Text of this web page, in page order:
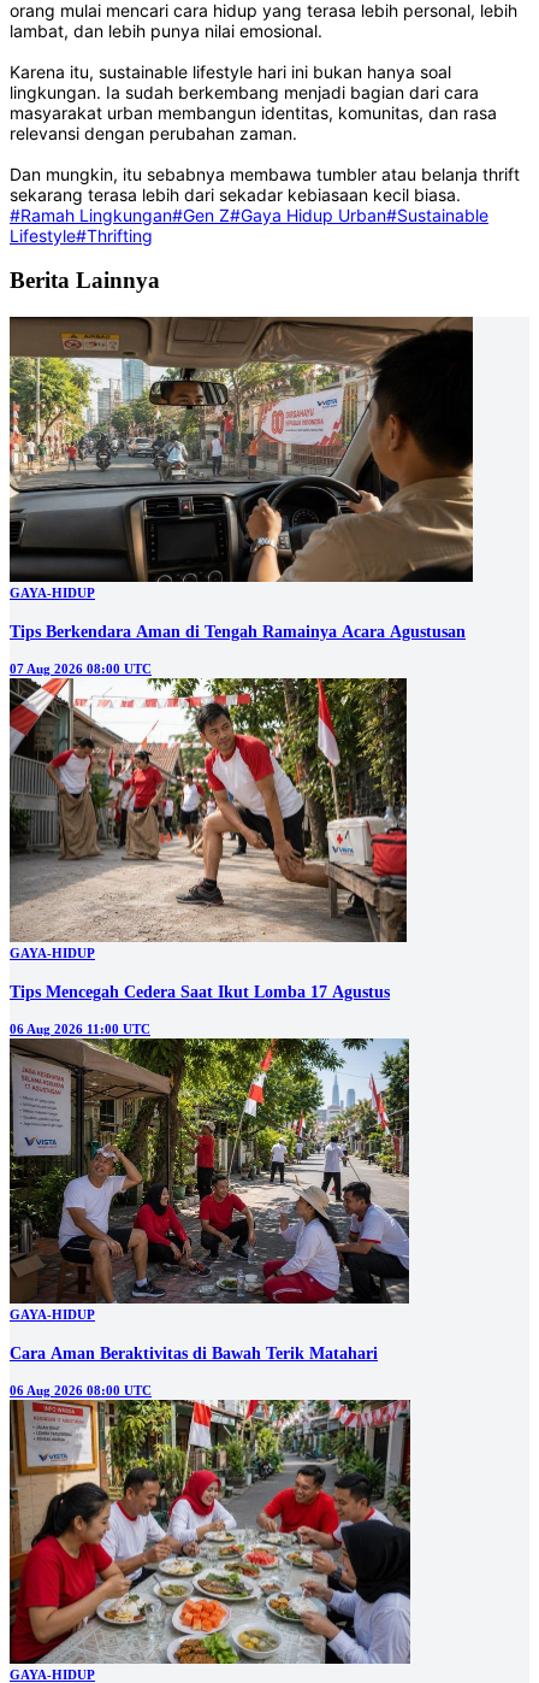
orang mulai mencari cara hidup yang terasa lebih personal, lebih
lambat, dan lebih punya nilai emosional.
Karena itu, sustainable lifestyle hari ini bukan hanya soal
lingkungan. Ia sudah berkembang menjadi bagian dari cara
masyarakat urban membangun identitas, komunitas, dan rasa
relevansi dengan perubahan zaman.
Dan mungkin, itu sebabnya membawa tumbler atau belanja thrift
sekarang terasa lebih dari sekadar kebiasaan kecil biasa.
#Ramah Lingkungan#Gen Z#Gaya Hidup Urban#Sustainable
Lifestyle#Thrifting
Berita Lainnya
GAYA-HIDUP
Tips Berkendara Aman di Tengah Ramainya Acara Agustusan
07 Aug 2026 08:00 UTC
GAYA-HIDUP
Tips Mencegah Cedera Saat Ikut Lomba 17 Agustus
06 Aug 2026 11:00 UTC
GAYA-HIDUP
Cara Aman Beraktivitas di Bawah Terik Matahari
06 Aug 2026 08:00 UTC
GAYA-HIDUP